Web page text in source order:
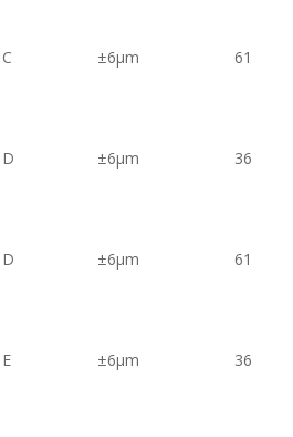
C ±6µm 61
D ±6µm 36
D ±6µm 61
E ±6µm 36